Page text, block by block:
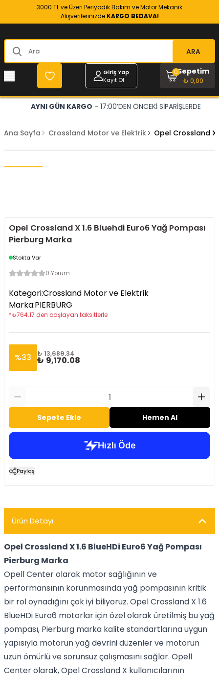
3000 TL ve Üzeri Periyodik Bakım ve Motor Mekanik
Alışverilerinizde KARGO BEDAVA!
ARA
Giriş Yap
Kayıt Ol
Sepetim
₺ 0,00
0
AYNI GÜN KARGO - 17:00’DEN ÖNCEKİ SİPARİŞLERDE
Ana Sayfa Crossland Motor ve Elektrik Opel Crossland X
Opel Crossland X 1.6 Bluehdi Euro6 Yağ Pompası
Pierburg Marka
Stokta Var
0 Yorum
Kategori:Crossland Motor ve Elektrik
Marka:PIERBURG
*₺764.17 den başlayan taksitlerle
%33 ₺ 13,689.34
₺ 9,170.08
Sepete Ekle Hemen Al
Paylaş
Ürün Detayı
Opel Crossland X 1.6 BlueHDi Euro6 Yağ Pompası
Pierburg Marka
Opell Center olarak motor sağlığının ve
performansının korunmasında yağ pompasının kritik
bir rol oynadığını çok iyi biliyoruz. Opel Crossland X 1.6
BlueHDi Euro6 motorlar için özel olarak üretilmiş bu yağ
pompası, Pierburg marka kalite standartlarına uygun
yapısıyla motorun yağ devrini düzenler ve motorun
uzun ömürlü ve sorunsuz çalışmasını sağlar. Opell
Center olarak, Opel Crossland X kullanıcılarının